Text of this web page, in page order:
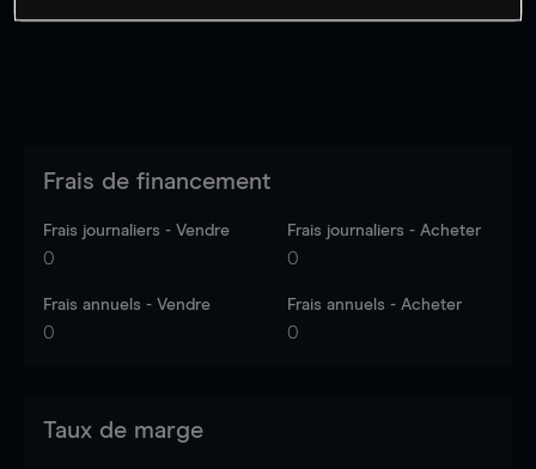
Frais de financement
Frais journaliers - Vendre
0
Frais journaliers - Acheter
0
Frais annuels - Vendre
0
Frais annuels - Acheter
0
Taux de marge